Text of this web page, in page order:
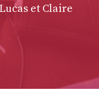
et Claire